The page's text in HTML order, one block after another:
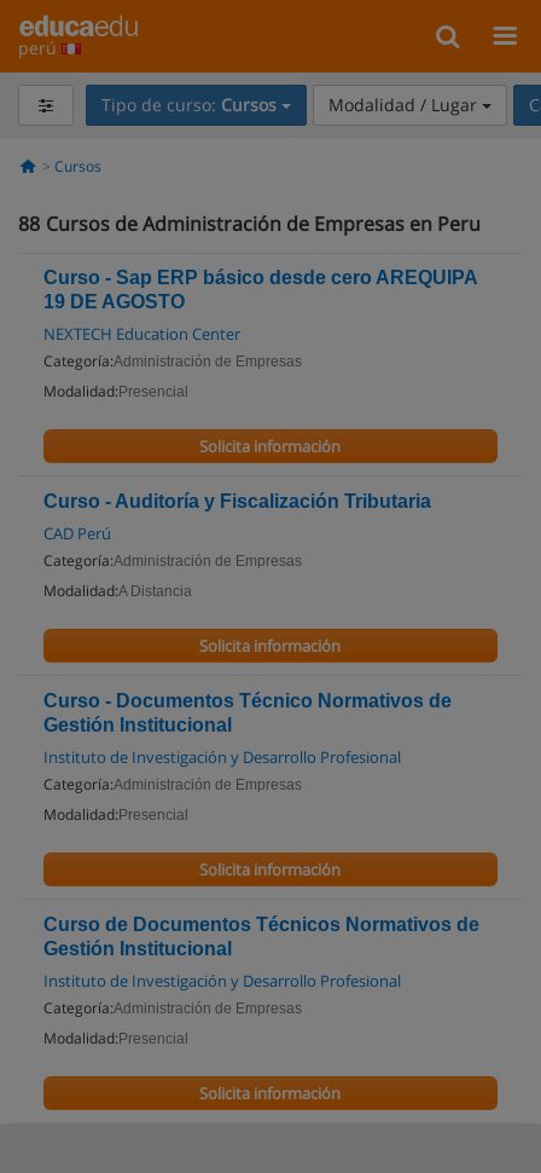
perú
Tipo de curso: Cursos Modalidad / Lugar
Cursos
88 Cursos de Administración de Empresas en Peru
Curso - Sap ERP básico desde cero AREQUIPA
19 DE AGOSTO
NEXTECH Education Center
Categoría:Administración de Empresas
Modalidad: Presencial
Solicita información
Curso - Auditoría y Fiscalización Tributaria
CAD Perú
Categoría:Administración de Empresas
Modalidad:A Distancia
Solicita información
Curso - Documentos Técnico Normativos de
Gestión Institucional
Instituto de Investigación y Desarrollo Profesional
Categoría:Administración de Empresas
Modalidad: Presencial
Solicita información
Curso de Documentos Técnicos Normativos de
Gestión Institucional
Instituto de Investigación y Desarrollo Profesional
Categoría:Administración de Empresas
Modalidad: Presencial
Solicita información